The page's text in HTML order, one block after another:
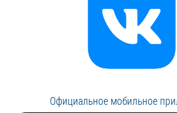
Официальное мобильное